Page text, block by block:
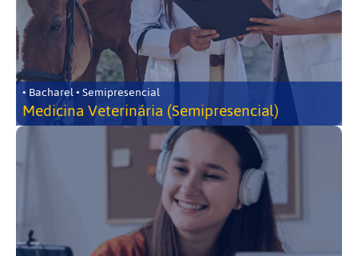
• Bacharel • Semipresencial
Medicina Veterinária (Semipresencial)